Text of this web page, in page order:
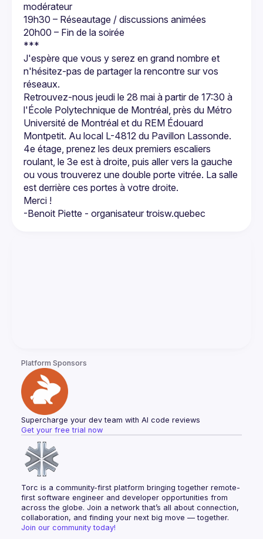
modérateur
19h30 – Réseautage / discussions animées
20h00 – Fin de la soirée
J'espère que vous y serez en grand nombre et
n'hésitez-pas de partager la rencontre sur vos
Retrouvez-nous jeudi le 28 mai à partir de 17:30 à
l'École Polytechnique de Montréal, près du Métro
Université de Montréal et du REM Édouard
4e étage, prenez les deux premiers escaliers
roulant, le 3e est à droite, puis aller vers la gauche
ou vous trouverez une double porte vitrée. La salle
Platform Sponsors
Supercharge your dev team with AI code reviews
Get your free trial now
Torc is a community-first platform bringing together remote-
first software engineer and developer opportunities from
across the globe. Join a network that’s all about connection,
collaboration, and finding your next big move — together.
Join our community today!